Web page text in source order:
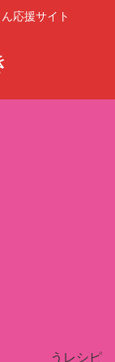
応援サイト
うレシピ